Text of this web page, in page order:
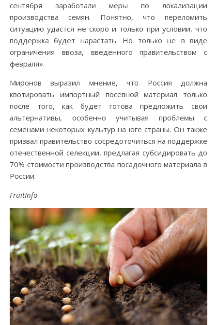
сентября заработали меры по локализации
производства семян. Понятно, что переломить
ситуацию удастся не скоро и только при условии, что
поддержка будет нарастать. Но только не в виде
ограничения ввоза, введенного правительством с
февраля».
Миронов выразил мнение, что Россия должна
квотировать импортный посевной материал только
после того, как будет готова предложить свои
альтернативы, особенно учитывая проблемы с
семенами некоторых культур на юге страны. Он также
призвал правительство сосредоточиться на поддержке
отечественной селекции, предлагая субсидировать до
70% стоимости производства посадочного материала в
России.
FruitInfo